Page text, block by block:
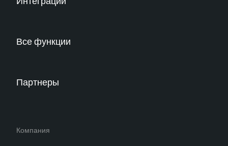
Все функции
Партнеры
Компания